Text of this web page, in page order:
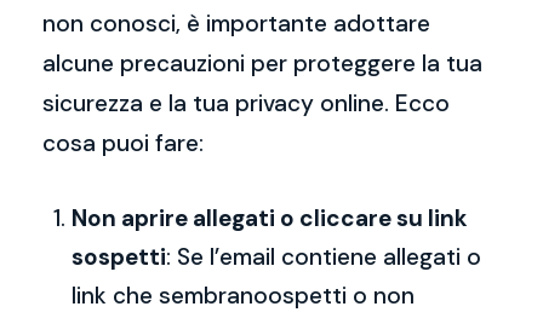
non conosci, è importante adottare
alcune precauzioni per proteggere la tua
sicurezza e la tua privacy online. Ecco
cosa puoi fare:
Non aprire allegati o cliccare su link
sospetti: Se l’email contiene allegati o
link che sembranoospetti o non